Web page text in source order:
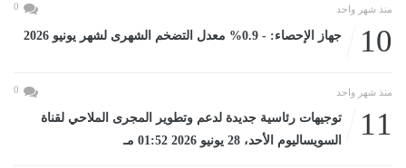
منذ شهر واحد 0
10 جهاز الإحصاء: - 0.9% معدل التضخم الشهرى لشهر يونيو 2026
منذ شهر واحد 0
11
توجيهات رئاسية جديدة لدعم وتطوير المجرى الملاحي لقناة
السويساليوم الأحد، 28 يونيو 2026 01:52 مـ